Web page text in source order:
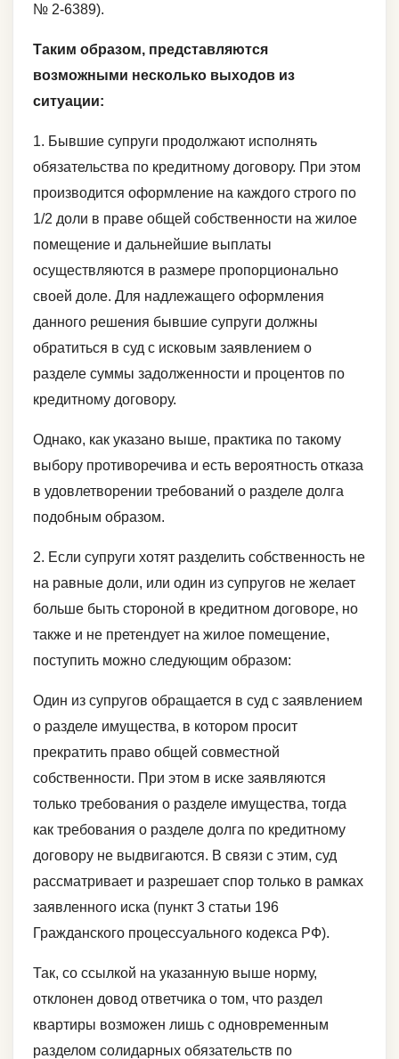
№ 2-6389).
Таким образом, представляются
возможными несколько выходов из
ситуации:
1. Бывшие супруги продолжают исполнять
обязательства по кредитному договору. При этом
производится оформление на каждого строго по
1/2 доли в праве общей собственности на жилое
помещение и дальнейшие выплаты
осуществляются в размере пропорционально
своей доле. Для надлежащего оформления
данного решения бывшие супруги должны
обратиться в суд с исковым заявлением о
разделе суммы задолженности и процентов по
кредитному договору.
Однако, как указано выше, практика по такому
выбору противоречива и есть вероятность отказа
в удовлетворении требований о разделе долга
подобным образом.
2. Если супруги хотят разделить собственность не
на равные доли, или один из супругов не желает
больше быть стороной в кредитном договоре, но
также и не претендует на жилое помещение,
поступить можно следующим образом:
Один из супругов обращается в суд с заявлением
о разделе имущества, в котором просит
прекратить право общей совместной
собственности. При этом в иске заявляются
только требования о разделе имущества, тогда
как требования о разделе долга по кредитному
договору не выдвигаются. В связи с этим, суд
рассматривает и разрешает спор только в рамках
заявленного иска (пункт 3 статьи 196
Гражданского процессуального кодекса РФ).
Так, со ссылкой на указанную выше норму,
отклонен довод ответчика о том, что раздел
квартиры возможен лишь с одновременным
разделом солидарных обязательств по